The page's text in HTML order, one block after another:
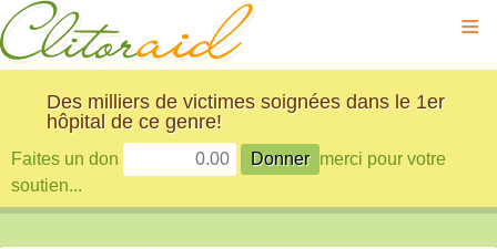
≡
Des milliers de victimes soignées dans le 1er
hôpital de ce genre!
Faites un don
merci pour votre
soutien...